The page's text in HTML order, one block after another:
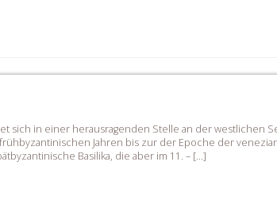
sich in einer herausragenden Stelle an der westlichen
Jahren bis zur der Epoche der
Basilika, die aber im 11. – […]